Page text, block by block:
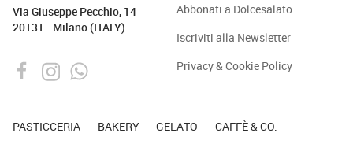
Via Giuseppe Pecchio, 14
20131 - Milano (ITALY)
Abbonati a Dolcesalato
Iscriviti alla Newsletter
Privacy & Cookie Policy
PASTICCERIA BAKERY GELATO CAFFÈ & CO.